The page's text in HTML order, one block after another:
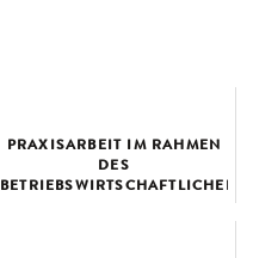
PRAXISARBEIT IM RAHMEN
DES
BETRIEBSWIRTSCHAFTLICHEN